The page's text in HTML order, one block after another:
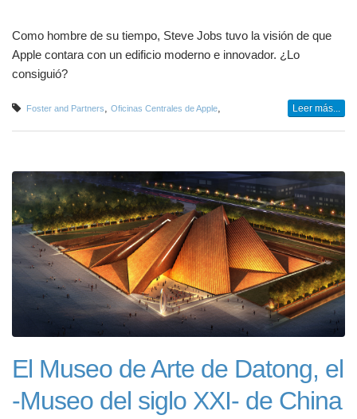
Como hombre de su tiempo, Steve Jobs tuvo la visión de que
Apple contara con un edificio moderno e innovador. ¿Lo
consiguió?
Foster and Partners Oficinas Centrales de Apple Leer más...
El Museo de Arte de Datong, el
-Museo del siglo XXI- de China